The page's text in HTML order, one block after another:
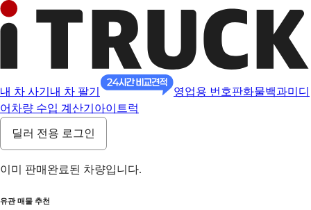
내 차 사기 내 차 팔기 영업용 번호판화물백과미디
어 차량 수입 계산기 아이트럭
딜러 전용 로그인
이미 판매완료된 차량입니다.
유관 매물 추천